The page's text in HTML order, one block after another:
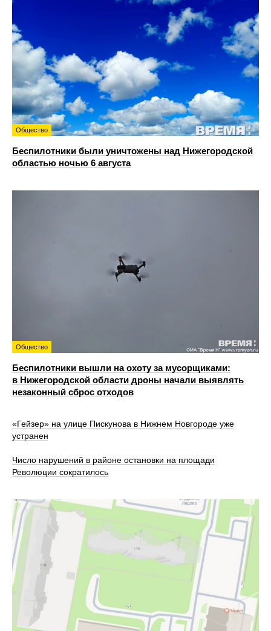
Общество
Беспилотники были уничтожены над Нижегородской
областью ночью 6 августа
Общество
Беспилотники вышли на охоту за мусорщиками:
в Нижегородской области дроны начали выявлять
незаконный сброс отходов
«Гейзер» на улице Пискунова в Нижнем Новгороде уже
устранен
Число нарушений в районе остановки на площади
Революции сократилось